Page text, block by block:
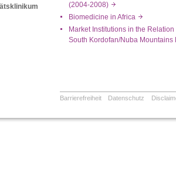
(2004-2008)
Biomedicine in Africa
Market Institutions in the
South Kordofan/Nuba
Barrierefreiheit Datenschutz